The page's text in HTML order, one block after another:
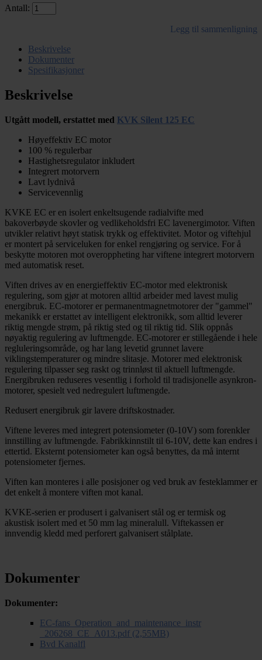
Antall:
Legg til sammenligning
Beskrivelse
Dokumenter
Spesifikasjoner
Beskrivelse
Utgått modell, erstattet med KVK Silent 125 EC
Høyeffektiv EC motor
100 % regulerbar
Hastighetsregulator inkludert
Integrert motorvern
Lavt lydnivå
Servicevennlig
KVKE EC er en isolert enkeltsugende radialvifte med
bakoverbøyde skovler og vedlikeholdsfri EC lavenergimotor. Viften
utvikler relativt høyt statisk trykk og effektivitet. Motor og viftehjul
er montert på serviceluken for enkel rengjøring og service. For å
beskytte motoren mot overoppheting har viftene integrert motorvern
med automatisk reset.
Viften drives av en energieffektiv EC-motor med elektronisk
regulering, som gjør at motoren alltid arbeider med lavest mulig
energibruk. EC-motorer er permanentmagnetmotorer der "gammel"
mekanikk er erstattet av intelligent elektronikk, som alltid leverer
riktig mengde strøm, på riktig sted og til riktig tid. Slik oppnås
nøyaktig regulering av luftmengde. EC-motorer er stillegående i hele
regluleringsområde, og har lang levetid grunnet lavere
viklingstemperaturer og mindre slitasje. Motorer med elektronisk
regulering tilpasser seg raskt og trinnløst til aktuell luftmengde.
Energibruken reduseres vesentlig i forhold til tradisjonelle asynkron-
motorer, spesielt ved nedregulert luftmengde.
Redusert energibruk gir lavere driftskostnader.
Viftene leveres med integrert potensiometer (0-10V) som forenkler
innstilling av luftmengde. Fabrikkinnstilt til 6-10V, dette kan endres i
ettertid. Eksternt potensiometer kan også benyttes, da må internt
potensiometer fjernes.
Viften kan monteres i alle posisjoner og ved bruk av festeklammer er
det enkelt å montere viften mot kanal.
KVKE-serien er produsert i galvanisert stål og er termisk og
akustisk isolert med et 50 mm lag mineralull. Viftekassen er
innvendig kledd med perforert galvanisert stålplate.
Dokumenter
Dokumenter:
EC-fans_Operation_and_maintenance_instr
_206268_CE_A013.pdf (2,55MB)
Bvd Kanalfl